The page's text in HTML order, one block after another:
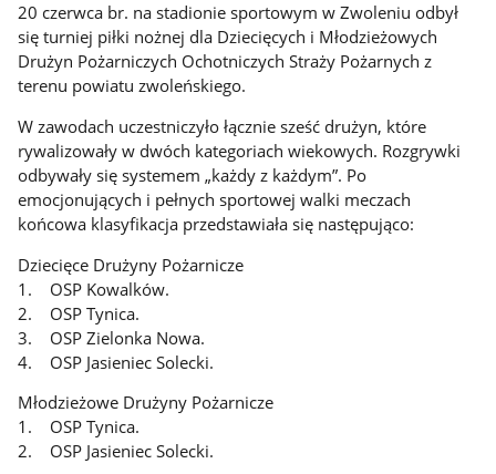
20 czerwca br. na stadionie sportowym w Zwoleniu odbył
się turniej piłki nożnej dla Dziecięcych i Młodzieżowych
Drużyn Pożarniczych Ochotniczych Straży Pożarnych z
terenu powiatu zwoleńskiego.
W zawodach uczestniczyło łącznie sześć drużyn, które
rywalizowały w dwóch kategoriach wiekowych. Rozgrywki
odbywały się systemem „każdy z każdym”. Po
emocjonujących i pełnych sportowej walki meczach
końcowa klasyfikacja przedstawiała się następująco:
Dziecięce Drużyny Pożarnicze
1. OSP Kowalków.
2. OSP Tynica.
3. OSP Zielonka Nowa.
4. OSP Jasieniec Solecki.
Młodzieżowe Drużyny Pożarnicze
1. OSP Tynica.
2. OSP Jasieniec Solecki.